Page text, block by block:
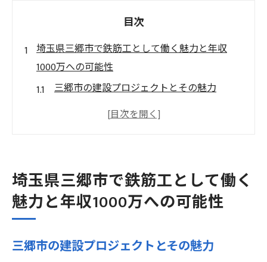
目次
埼玉県三郷市で鉄筋工として働く魅力と年収
1000万への可能性
三郷市の建設プロジェクトとその魅力
首都圏へのアクセスがもたらすメリット
鉄筋工としてのキャリアの魅力
年収1000万への道筋とステップ
鉄筋工の需要が高い埼玉県三郷市でのキャリア
初心者から始める鉄筋工のステップ
埼玉県三郷市で鉄筋工として働く
魅力と年収1000万への可能性
三郷市の建設プロジェクトとその魅力